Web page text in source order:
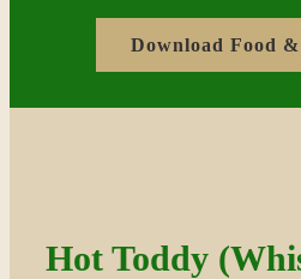
Download Food
Hot Toddy